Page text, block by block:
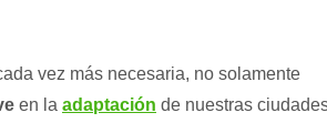
vez más necesaria, no solamente
en la adaptación de nuestras